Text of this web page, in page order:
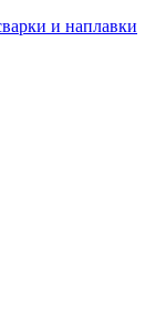
и наплавки